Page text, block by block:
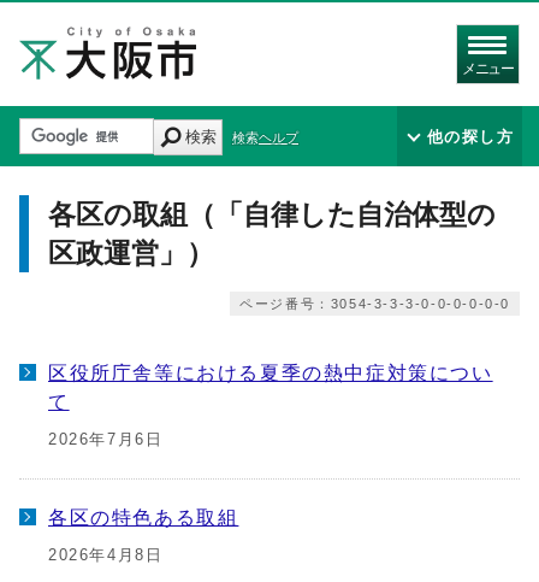
メニュー
検索 検索ヘルプ 他の探し方
各区の取組（「自律した自治体型の
区政運営」）
ページ番号：3054-3-3-3-0-0-0-0-0-0
区役所庁舎等における夏季の熱中症対策につい
て
2026年7月6日
各区の特色ある取組
2026年4月8日